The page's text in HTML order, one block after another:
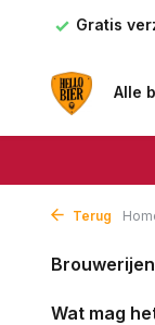
Gratis
Alle
Terug
Brouwerijen
Wat mag